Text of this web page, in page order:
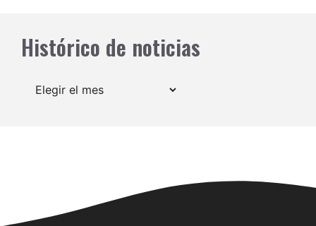
Histórico de noticias
Archivos